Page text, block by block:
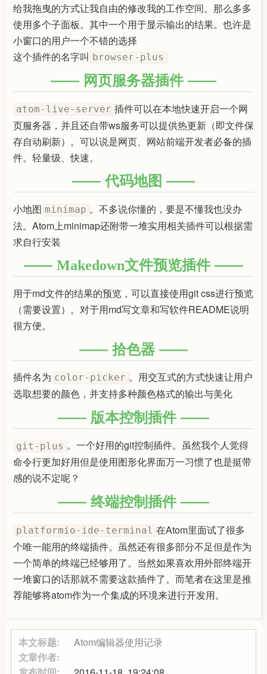
给我拖曳的方式让我自由的修改我的工作空间。那么多多
使用多个子面板。其中一个用于显示输出的结果。也许是
小窗口的用户一个不错的选择
这个插件的名字叫 browser-plus
网页服务器插件
atom-live-server 插件可以在本地快速开启一个网
页服务器，并且还自带ws服务可以提供热更新（即文件保
存自动刷新）。可以说是网页、网站前端开发者必备的插
件。轻量级、快速。
代码地图
小地图 minimap 。不多说你懂的，要是不懂我也没办
法。Atom上minimap还附带一堆实用相关插件可以根据需
求自行安装
Makedown文件预览插件
用于md文件的结果的预览，可以直接使用git css进行预览
（需要设置）。对于用md写文章和写软件README说明
很方便。
拾色器
插件名为 color-picker 。用交互式的方式快速让用户
选取想要的颜色，并支持多种颜色格式的输出与美化
版本控制插件
git-plus 。一个好用的git控制插件。虽然我个人觉得
命令行更加好用但是使用图形化界面万一习惯了也是挺带
感的说不定呢？
终端控制插件
platformio-ide-terminal 在Atom里面试了很多
个唯一能用的终端插件。虽然还有很多部分不足但是作为
一个简单的终端已经够用了。当然如果喜欢用外部终端开
一堆窗口的话那就不需要这款插件了。而笔者在这里是推
荐能够将atom作为一个集成的环境来进行开发用。
本文标题:
Atom编辑器使用记录
文章作者: